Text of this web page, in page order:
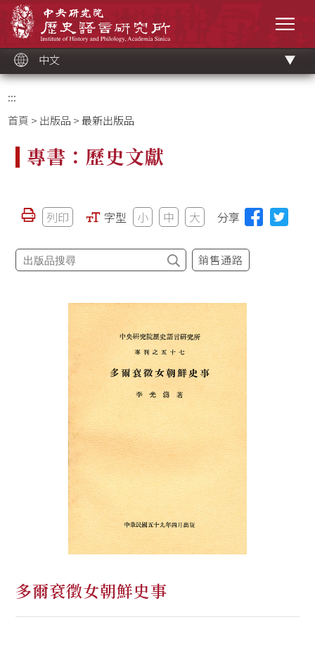
中文
:::
首頁 > 出版品 > 最新出版品
專書：歷史文獻
列印 字型 小 中 大 分享
銷售通路
多爾袞徵女朝鮮史事